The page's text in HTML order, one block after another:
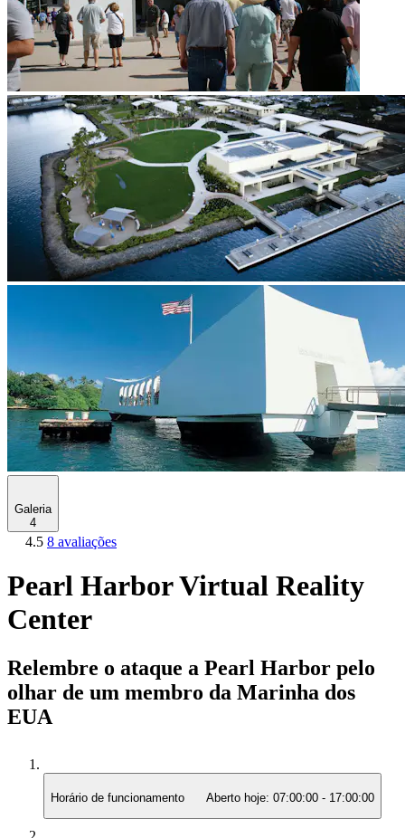
Galeria
4
4.5 8 avaliações
Pearl Harbor Virtual Reality
Center
Relembre o ataque a Pearl Harbor pelo
olhar de um membro da Marinha dos
EUA
Horário de funcionamento Aberto hoje: 07:00:00 - 17:00:00